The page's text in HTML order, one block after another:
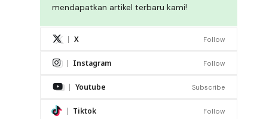
mendapatkan artikel terbaru kami!
X Follow
Instagram Follow
Youtube Subscribe
Tiktok Follow